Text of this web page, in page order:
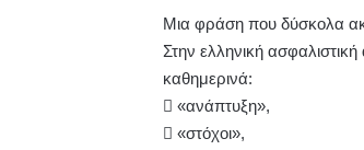
Μια φράση που δύσκολα
Στην ελληνική
καθημερινά:
 «ανάπτυξη»,
 «στόχοι»,